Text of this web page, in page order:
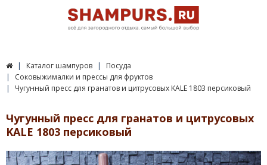
Каталог шампуров
Посуда
Соковыжималки и прессы для фруктов
Чугунный пресс для гранатов и цитрусовых KALE 1803 персиковый
Чугунный пресс для гранатов и цитрусовых
KALE 1803 персиковый